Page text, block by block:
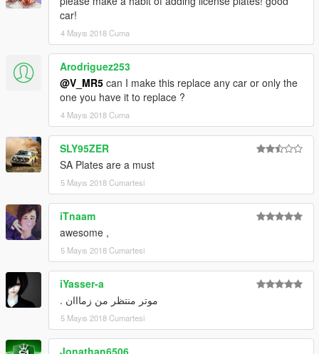
car!
4 Mayıs 2018 Cuma
Arodriguez253
@V_MR5 can I make this replace any car or only the
one you have it to replace ?
4 Mayıs 2018 Cuma
SLY95ZER
SA Plates are a must
5 Mayıs 2018 Cumartesi
iTnaam
awesome ,
5 Mayıs 2018 Cumartesi
iYasser-a
موتر منتظر من زمااان .
5 Mayıs 2018 Cumartesi